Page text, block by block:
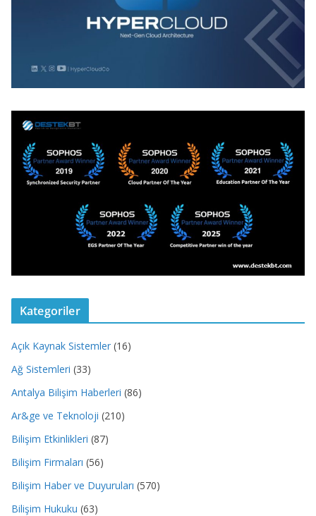
Kategoriler
Açık Kaynak Sistemler (16)
Ağ Sistemleri (33)
Antalya Bilişim Haberleri (86)
Ar&ge ve Teknoloji (210)
Bilişim Etkinlikleri (87)
Bilişim Firmaları (56)
Bilişim Haber ve Duyuruları (570)
Bilişim Hukuku (63)